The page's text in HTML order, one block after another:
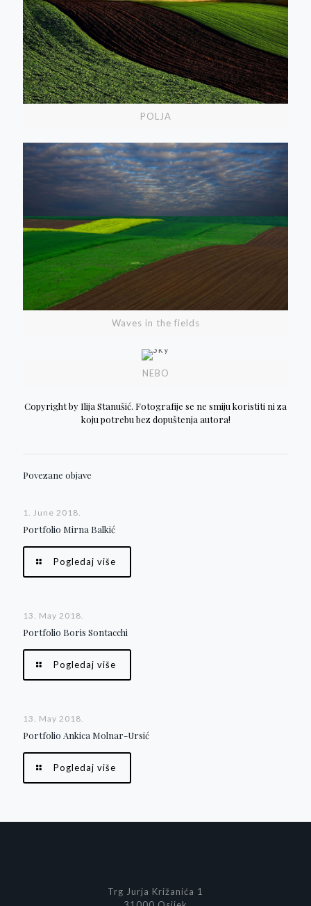
POLJA
Waves in the fields
NEBO
Copyright by Ilija Stanušić. Fotografije se ne smiju koristiti ni za
koju potrebu bez dopuštenja autora!
Povezane objave
1. June 2018.
Portfolio Mirna Balkić
Pogledaj više
13. May 2018.
Portfolio Boris Sontacchi
Pogledaj više
13. May 2018.
Portfolio Ankica Molnar-Ursić
Pogledaj više
Trg Jurja Križanića 1